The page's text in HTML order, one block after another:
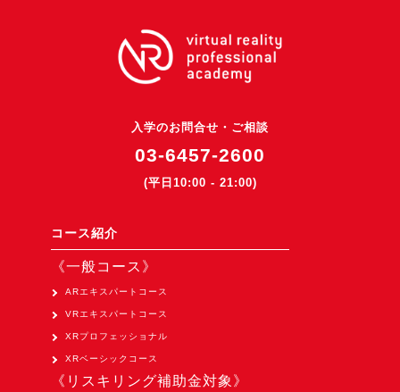
《最新プロダクト》
超体験★販促システム『XR Showcase Hub』2025年4月発売
バーチャルイベントプラットフォーム『MetaLiveStage』2025年
3D空間キャプチャーアプリ『Qoocan』
製造現場を革新する！『XR Worksupport Hub』開発中
>XR Museum『Artlogue』開発中
《企業研修》
Unity研修
HoloLens 2 アプリ開発研修
入学のお問合せ・ご相談
03-6457-2600
(平日10:00 - 21:00)
コース紹介
《一般コース》
ARエキスパートコース
VRエキスパートコース
XRプロフェッショナル
XRベーシックコース
《リスキリング補助金対象》